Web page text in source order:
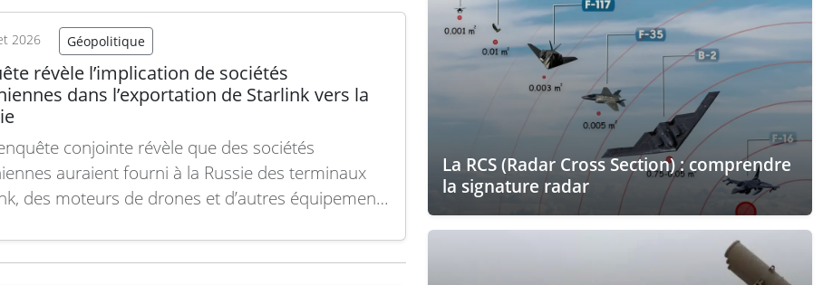
2026 Géopolitique
révèle l’implication de sociétés
dans l’exportation de Starlink vers la
conjointe révèle que des sociétés
auraient fourni à la Russie des terminaux
des moteurs de drones et d’autres équipements
Ces livraisons auraient été effectuées via des
La RCS (Radar Cross Section) : comprendre
la signature radar